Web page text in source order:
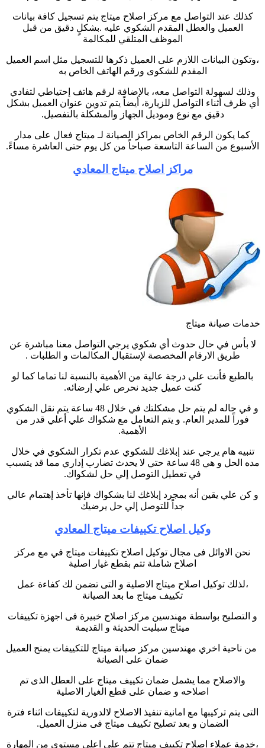
كذلك عند التواصل مع مركز اصلاح ميتاج يتم تسجيل كافة بيانات
العميل والعطل المقدم الشكوي عليه .بشكلٍ دقيق من قبل
الموظف المتلقي للمكالمة
،وتكون البيانات اللازم على العميل ذكرها للتسجيل مثل اسم العميل
المقدم للشكوى ورقم الهاتف الخاص به
وذلك لسهولة التواصل معه، بالإضافة لرقم هاتف إحتياطي لتفادي
أي ظرف أثناء التواصل للزيارة، أيضاً يتم تدوين عنوان العميل بشكل
دقيق مع نوع وموديل الجهاز والمشكلة بالتفصيل.
كما يكون الرقم الخاص بمراكز الصيانة لـ ميتاج فعال على مدار
الأسبوع من الساعة التاسعة صباحاً من كل يوم حتى العاشرة مساءً.
مراكز اصلاح ميتاج المعادي
خدمات صيانة ميتاج
لا بأس في حال حدوث أي شكوي يرجي التواصل معنا مباشرة عن
طريق الارقام المخصصة لإستقبال المكالمات و الطلبات .
بالطبع فأنت علي درجة عالية من الأهمية بالنسبة لنا تماما كما لو
كنت عميل جديد نحرص علي إرضائه.
و في حاله لم يتم حل مشكلتك في خلال 48 ساعة يتم نقل الشكوي
فوراً للمدير العام. و يتم التعامل مع شكواك علي أعلي قدر من
الأهمية.
تنبيه هام يرجي عند إبلاغك للشكوي عدم تكرار الشكوي في خلال
مده الحل و هي 48 ساعة حتي لا يحدث تضارب إداري مما قد يتسبب
في تعطيل التوصل إلي حل لشكواك.
و كن علي يقين أنه بمجرد إبلاغك لنا بشكواك فإنها تأخذ إهتمام عالي
جداً للتوصل إلي حل يرضيك
وكيل اصلاح تكييفات ميتاج المعادي
نحن الاوائل فى مجال توكيل اصلاح تكييفات ميتاج في مع مركز
اصلاح شاملة تتم بقطع غيار اصلية
،لذلك توكيل اصلاح ميتاج الاصلية و التى تضمن لك كفاءة عمل
تكييف ميتاج ما بعد الصيانة
و التصليح بواسطة مهندسين مركز اصلاح خبيرة فى اجهزة تكييفات
ميتاج سبليت الحديثة و القديمة
من ناحية اخري مهندسين مركز صيانة ميتاج للتكييفات يمنح العميل
ضمان على الصيانة
والاصلاح مما يشمل ضمان تكييف ميتاج على العطل الذى تم
اصلاحه و ضمان على قطع الغيار الاصلية
التى يتم تركيبها مع امانية تنفيذ الاصلاح لالدورية لتكييفات اثناء فترة
الضمان و بعد تصليح تكييف ميتاج فى منزل العميل.
،خدمة عملاء اصلاح تكييف ميتاج تتم على اعلى مستوى من المهارة